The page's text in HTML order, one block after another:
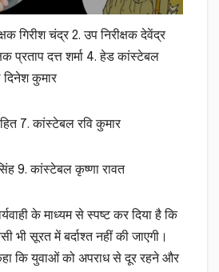
गिरीश चंद्र 2. उप निरीक्षक देवेंद्र
प्रताप दत्त शर्मा 4. हेड कांस्टेबल
कुमार
7. कांस्टेबल रवि कुमार
9. कांस्टेबल कृष्णा रावत
के माध्यम से स्पष्ट कर दिया है कि
भी सूरत में बर्दाश्त नहीं की जाएगी।
कि युवाओं को अपराध से दूर रहने और